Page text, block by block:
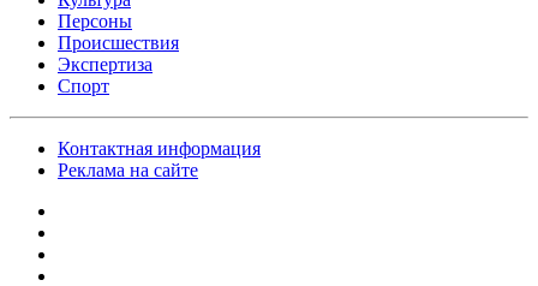
Персоны
Происшествия
Экспертиза
Спорт
Контактная информация
Реклама на сайте